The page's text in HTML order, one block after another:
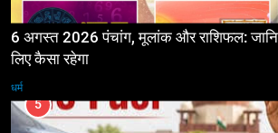
6 अगस्त 2026 पंचांग, मूलांक और राशिफल:
लिए कैसा रहेगा
धर्म
5